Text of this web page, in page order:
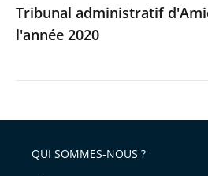
Tribunal administratif
l'année 2020
QUI SOMMES-NOUS ?